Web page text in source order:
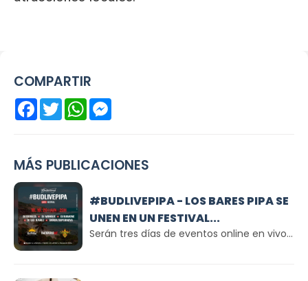
COMPARTIR
Facebook
TwitterWhatsApp
MÁS PUBLICACIONES
#BUDLIVEPIPA - LOS BARES PIPA SE
UNEN EN UN FESTIVAL...
Serán tres días de eventos online en vivo...